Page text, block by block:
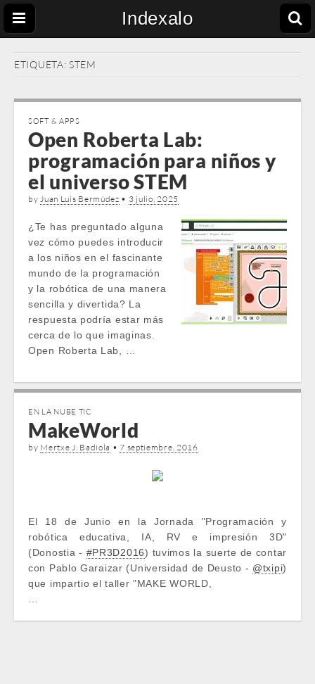
Indexalo
ETIQUETA: STEM
SOFT & APPS
Open Roberta Lab:
programación para niños y
el universo STEM
byJuan Luis Bermúdez • 3 julio, 2025
¿Te has preguntado alguna
vez cómo puedes introducir
a los niños en el fascinante
mundo de la programación
y la robótica de una manera
sencilla y divertida? La
respuesta podría estar más
cerca de lo que imaginas.
Open Roberta Lab, …
EN LA NUBE TIC
MakeWorld
by Mertxe J. Badiola • 7 septiembre, 2016
El 18 de Junio en la Jornada "Programación y
robótica educativa, IA, RV e impresión 3D"
(Donostia - #PR3D2016) tuvimos la suerte de contar
con Pablo Garaizar (Universidad de Deusto - @txipi)
que impartio el taller "MAKE WORLD,